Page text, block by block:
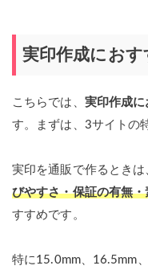
実印作成にお
こちらでは、 実印作成
す。まずは、3サイトの
実印を通販で作るときは
びやすさ・保証の有無・
すすめです。
特に15.0mm、16.5mm